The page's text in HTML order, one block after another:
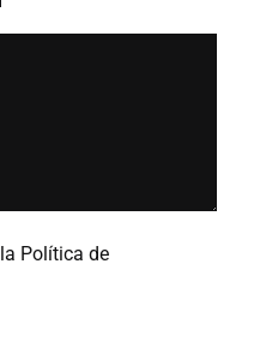
la Política de